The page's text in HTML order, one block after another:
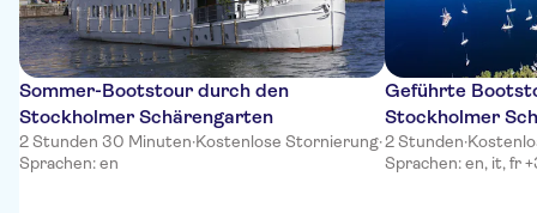
Sommer-Bootstour durch den
Stockholmer Schärengarten
2 Stunden 30 Minuten·Kostenlose Stornierung·
Sprachen: en
Geführte
Stockholmer
2 Stunden·
Sprachen: en, it, fr